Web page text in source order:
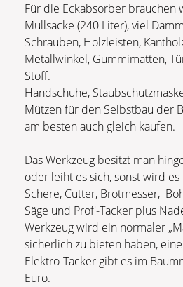
Für die Eckabsorber brauchen
Müllsäcke (240 Liter), viel
Schrauben, Holzleisten,
Metallwinkel, Gummimatten,
Stoff.
Handschuhe,
Mützen für den Selbstbau der
am besten auch gleich kaufen.
Das Werkzeug besitzt man
oder leiht es sich, sonst wird
Schere, Cutter, Brotmesser,
Säge und Profi-Tacker plus
Werkzeug wird ein normaler
sicherlich zu bieten haben,
Elektro-Tacker gibt es im
Euro.